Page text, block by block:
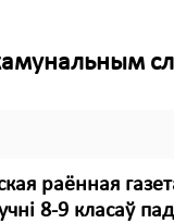
раённая
8-9 класаў